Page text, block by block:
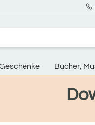
Geschenke Bücher,